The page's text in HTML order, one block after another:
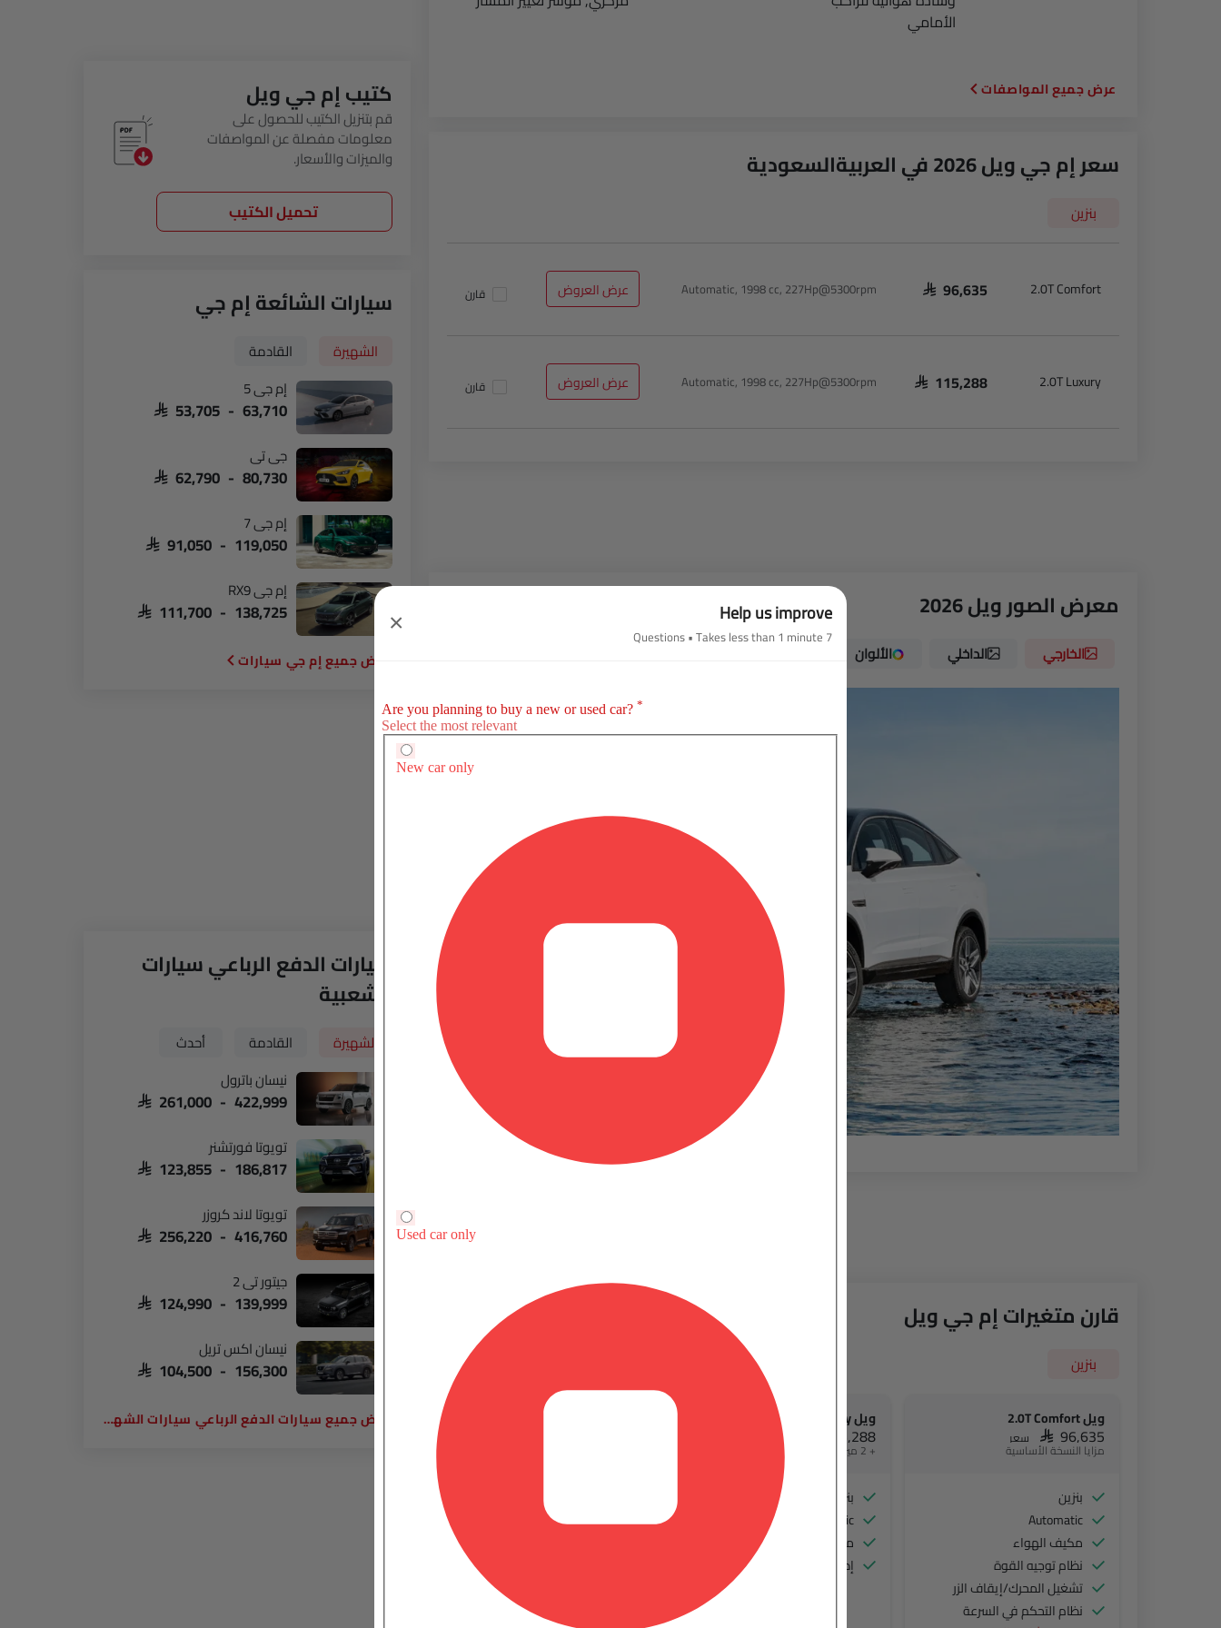
الأمامي
المواصفات
سعر إم جي ويل 2026 في العربيةالسعودية
بنزين
2.0T Comfort
SAR 96,635
Automatic, 1998 cc, 227Hp@5300rpm عرض العروض قارن
2.0T Luxury
SAR 115,288
Automatic, 1998 cc, 227Hp@5300rpm عرض العروض قارن
معرض الصور ويل 2026
الخارجي الداخلي الألوان
قارن متغيرات إم جي ويل
بنزين
ويل 2.0T Comfort
SAR 96,635 سعر
مزايا النسخة الأساسية
بنزين
Automatic
مكيف الهواء
نظام توجيه القوة
تشغيل المحرك/إيقاف الزر
نظام التحكم في السرعة
ويل 2.0T Luxury
SAR 115,288 السعر المتوقع
+ 2 ميزة إضافية
بنزين
Automatic
مقاعد جلدية
إضاءة محيطية
كتيب إم جي ويل
قم بتنزيل الكتيب للحصول على
معلومات مفصلة عن المواصفات
والميزات والأسعار.
تحميل الكتيب
سيارات الشائعة إم جي
الشهيرة
القادمة
إم جي 5
SAR 53,705 - 63,710
جي تي
SAR 62,790 - 80,730
إم جي 7
SAR 91,050 - 119,050
إم جي RX9
SAR 111,700 - 138,725
إم جي سيارات
سيارات الدفع الرباعي سيارات
الشعبية
الشهيرة القادمة
أحدث
نيسان باترول
SAR 261,000 - 422,999
تويوتا فورتشنر
SAR 123,855 - 186,817
تويوتا لاند كروزر
SAR 256,220 - 416,760
جيتور تي 2
SAR 124,990 - 139,999
نيسان اكس تريل
SAR 104,500 - 156,300
سيارات الدفع الرباعي سيارات الشهيرة
Help us improve
7 Questions • Takes less than 1 minute
×